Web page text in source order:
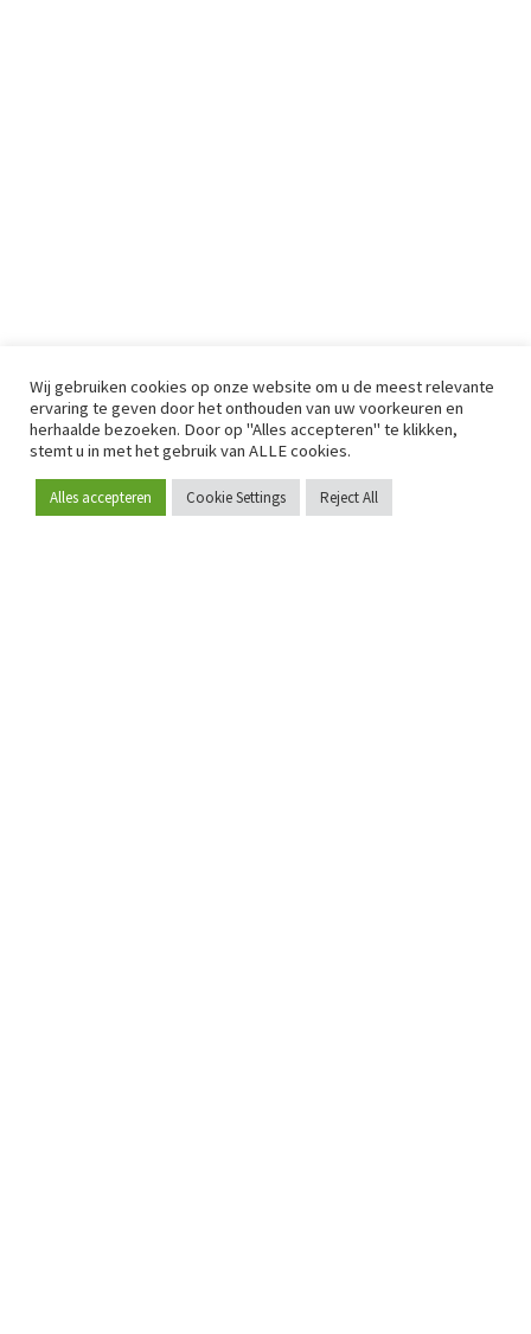
Word lid
Wij gebruiken cookies op onze website om u de meest relevante
ervaring te geven door het onthouden van uw voorkeuren en
herhaalde bezoeken. Door op "Alles accepteren" te klikken,
stemt u in met het gebruik van ALLE cookies.
Alles accepteren Cookie Settings Reject All